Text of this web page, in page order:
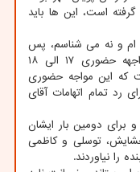
است، این ها باید
ام و نه می شناسم، پس
من شما را ارجاع می دهم به جلسه مواجهه حضوری ۱۷ الی ۱۸
که این مواجه حضوری
رد تمام اتهامات آقای
برای دومین بار ایشان
توسلی و کاظمی
را نیاوردند.